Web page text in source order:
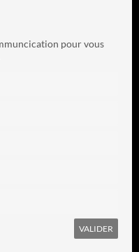
pour vous